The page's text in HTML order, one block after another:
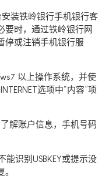
装铁岭银行手机银行客
要时，通过铁岭银行网
停或注销手机银行服
以上操作系统，并使
选项中“内容”项
解账户信息，手机号码
识别USBKEY或提示没